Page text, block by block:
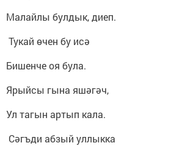
Малайлы булдык, диеп.
Тукай өчен бу исә
Бишенче оя була.
Ярыйсы гына яшәгәч,
Ул тагын артып кала.
Сәгъди абзый уллыкка